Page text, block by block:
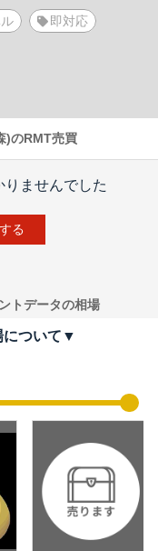
即対応
)のRMT売買
りませんでした
る
トデータの相場
について▼